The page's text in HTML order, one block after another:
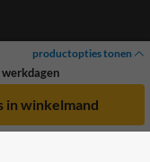
productopties tonen